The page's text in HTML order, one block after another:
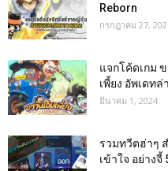
Reborn
กรกฎาคม 27,
แจกโค้ดเกม
เพี้ยง อัพเดทล่
มีนาคม 1, 2024
รวมทวีตฮ่าๆ
เข้าใจ อย่างจี้